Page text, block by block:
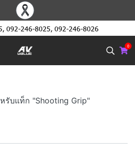
, 092-246-8025, 092-246-8026
0
รับแท็ก "Shooting Grip"